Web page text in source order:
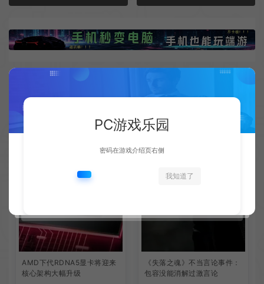
AMD下代RDNA5显卡将迎来
核心架构大幅升级
《失落之魂》不当言论事件：
包容没能消解过激言论
PC游戏乐园
密码在游戏介绍页右侧
我知道了